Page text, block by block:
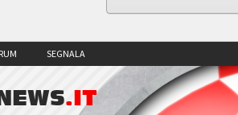
SEGNALA
NEWS.IT